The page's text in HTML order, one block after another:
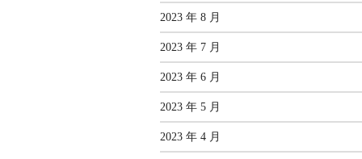
2023 年 8 月
2023 年 7 月
2023 年 6 月
2023 年 5 月
2023 年 4 月